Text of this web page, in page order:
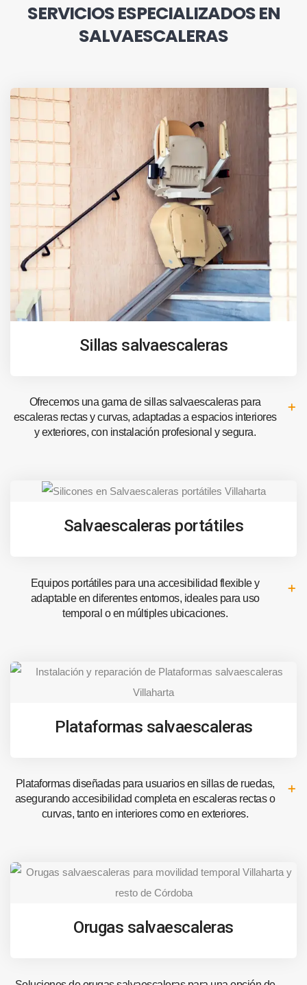
SERVICIOS ESPECIALIZADOS EN
SALVAESCALERAS
Sillas salvaescaleras
Ofrecemos una gama de sillas salvaescaleras para
escaleras rectas y curvas, adaptadas a espacios interiores
y exteriores, con instalación profesional y segura.
Salvaescaleras portátiles
Equipos portátiles para una accesibilidad flexible y
adaptable en diferentes entornos, ideales para uso
temporal o en múltiples ubicaciones.
Plataformas salvaescaleras
Plataformas diseñadas para usuarios en sillas de ruedas,
asegurando accesibilidad completa en escaleras rectas o
curvas, tanto en interiores como en exteriores.
Orugas salvaescaleras